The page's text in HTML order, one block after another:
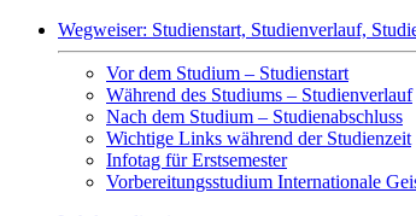
Wegweiser: Studienstart, Studienverlauf,
Vor dem Studium – Studienstart
Während des Studiums – Studienverlauf
Nach dem Studium – Studienabschluss
Wichtige Links während der Studienzeit
Infotag für Erstsemester
Vorbereitungsstudium Internationale